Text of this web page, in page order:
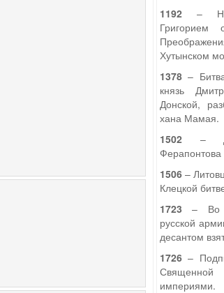
1192–
Хутынском
1378–
князь
Донской,
хана Мамая.
1502–
1506–
Клецкой
1723 – Во
русской
десантом
1726–
империями.